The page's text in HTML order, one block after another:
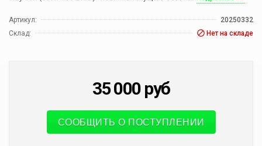
Артикул:
20250332
Склад:
Нет на складе
35 000 руб
СООБЩИТЬ О ПОСТУПЛЕНИИ